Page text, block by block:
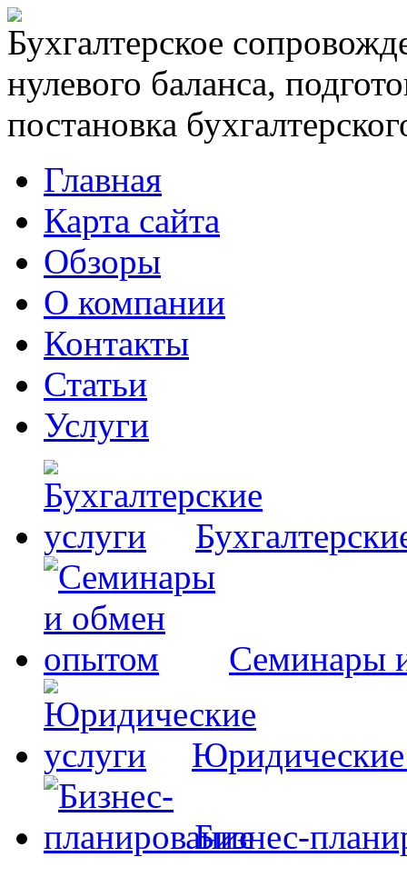
Бухгалтерское
нулевого баланса,
постановка
Главная
Карта сайта
Обзоры
О компании
Контакты
Статьи
Услуги
Семинары
Юридические
Бизнес-